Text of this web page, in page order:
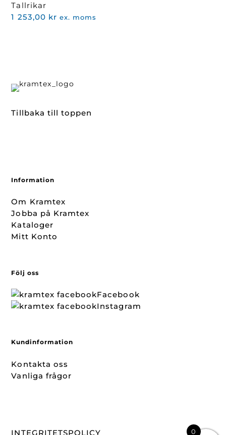
Tallrikar
1 253,00 kr ex. moms
Tillbaka till toppen
Information
Om Kramtex
Jobba på Kramtex
Kataloger
Mitt Konto
Följ oss
Facebook
Instagram
Kundinformation
Kontakta oss
Vanliga frågor
INTEGRITETSPOLICY 0